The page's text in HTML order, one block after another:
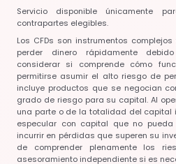
Servicio disponible únicamente
contrapartes elegibles.
Los CFDs son instrumentos
perder dinero rápidamente
considerar si comprende cómo
permitirse asumir el alto riesgo de
incluye productos que se negocian
grado de riesgo para su capital. Al
una parte o de la totalidad del capital
especular con capital que no pueda
incurrir en pérdidas que superen su
de comprender plenamente los
asesoramiento independiente si es